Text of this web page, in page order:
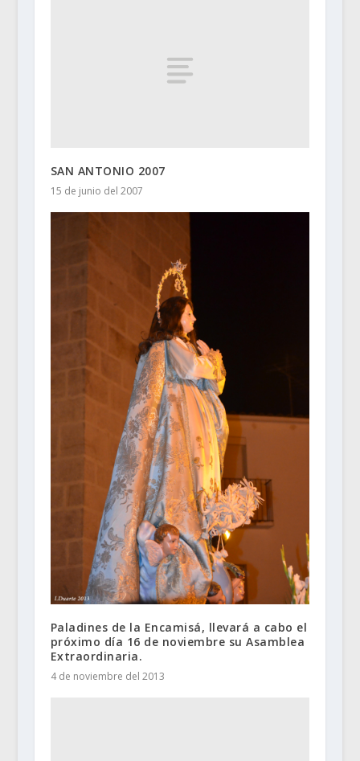
SAN ANTONIO 2007
15 de junio del 2007
Paladines de la Encamisá, llevará a cabo el
próximo día 16 de noviembre su Asamblea
Extraordinaria.
4 de noviembre del 2013